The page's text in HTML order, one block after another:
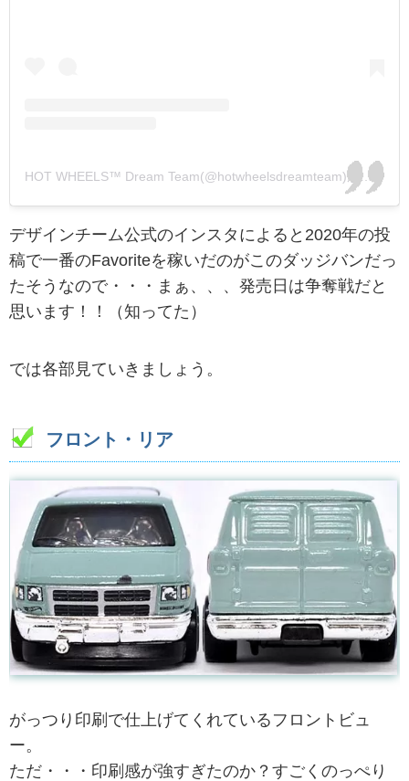
HOT WHEELS™ Dream Team(@hotwheelsdreamteam)がシェアした投稿
デザインチーム公式のインスタによると2020年の投
稿で一番のFavoriteを稼いだのがこのダッジバンだっ
たそうなので・・・まぁ、、、発売日は争奪戦だと
思います！！（知ってた）
では各部見ていきましょう。
フロント・リア
がっつり印刷で仕上げてくれているフロントビュ
ー。
ただ・・・印刷感が強すぎたのか？すごくのっぺり